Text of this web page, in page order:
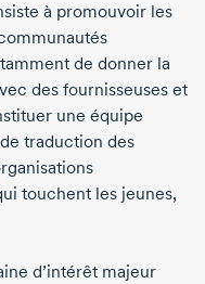
à promouvoir les
de donner la
des fournisseuses et
une équipe
traduction des
touchent les jeunes,
d’intérêt majeur